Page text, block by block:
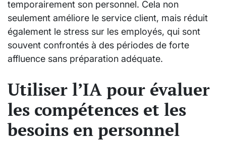
temporairement son personnel. Cela non
seulement améliore le service client, mais réduit
également le stress sur les employés, qui sont
souvent confrontés à des périodes de forte
affluence sans préparation adéquate.
Utiliser l’IA pour évaluer
les compétences et les
besoins en personnel